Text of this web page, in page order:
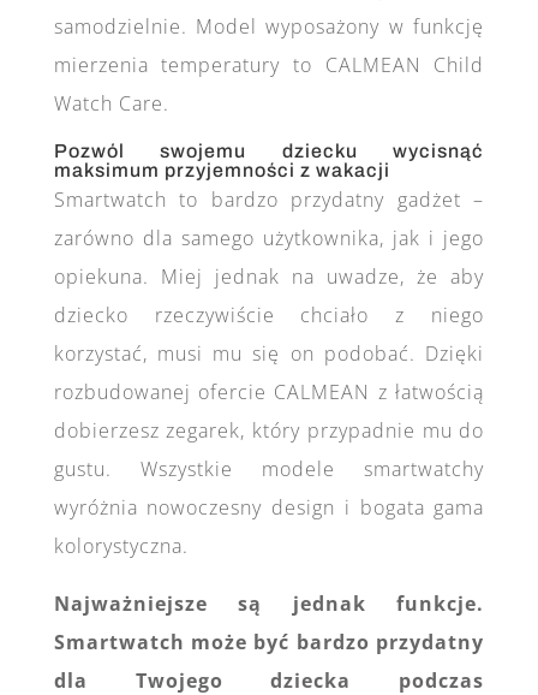
samodzielnie. Model wyposażony w funkcję
mierzenia temperatury to CALMEAN Child
Watch Care.
Pozwól swojemu dziecku wycisnąć
maksimum przyjemności z wakacji
Smartwatch to bardzo przydatny gadżet –
zarówno dla samego użytkownika, jak i jego
opiekuna. Miej jednak na uwadze, że aby
dziecko rzeczywiście chciało z niego
korzystać, musi mu się on podobać. Dzięki
rozbudowanej ofercie CALMEAN z łatwością
dobierzesz zegarek, który przypadnie mu do
gustu. Wszystkie modele smartwatchy
wyróżnia nowoczesny design i bogata gama
kolorystyczna.
Najważniejsze są jednak funkcje.
Smartwatch może być bardzo przydatny
dla Twojego dziecka podczas